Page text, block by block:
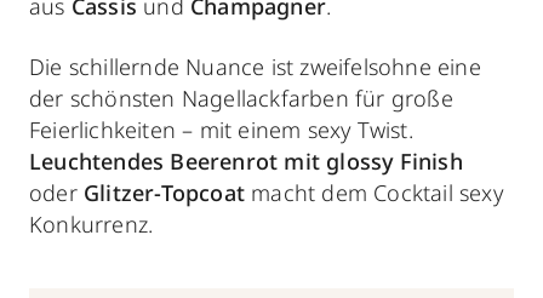
aus Cassis und Champagner.
Die schillernde Nuance ist zweifelsohne eine
der schönsten Nagellackfarben für große
Feierlichkeiten – mit einem sexy Twist.
Leuchtendes Beerenrot mit glossy Finish
oder Glitzer-Topcoat macht dem Cocktail sexy
Konkurrenz.